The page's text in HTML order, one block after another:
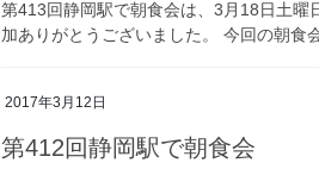
第413回静岡駅で朝食会は、3月18日土曜
加ありがとうございました。 今回の朝
2017年3月12日
第412回静岡駅で朝食会